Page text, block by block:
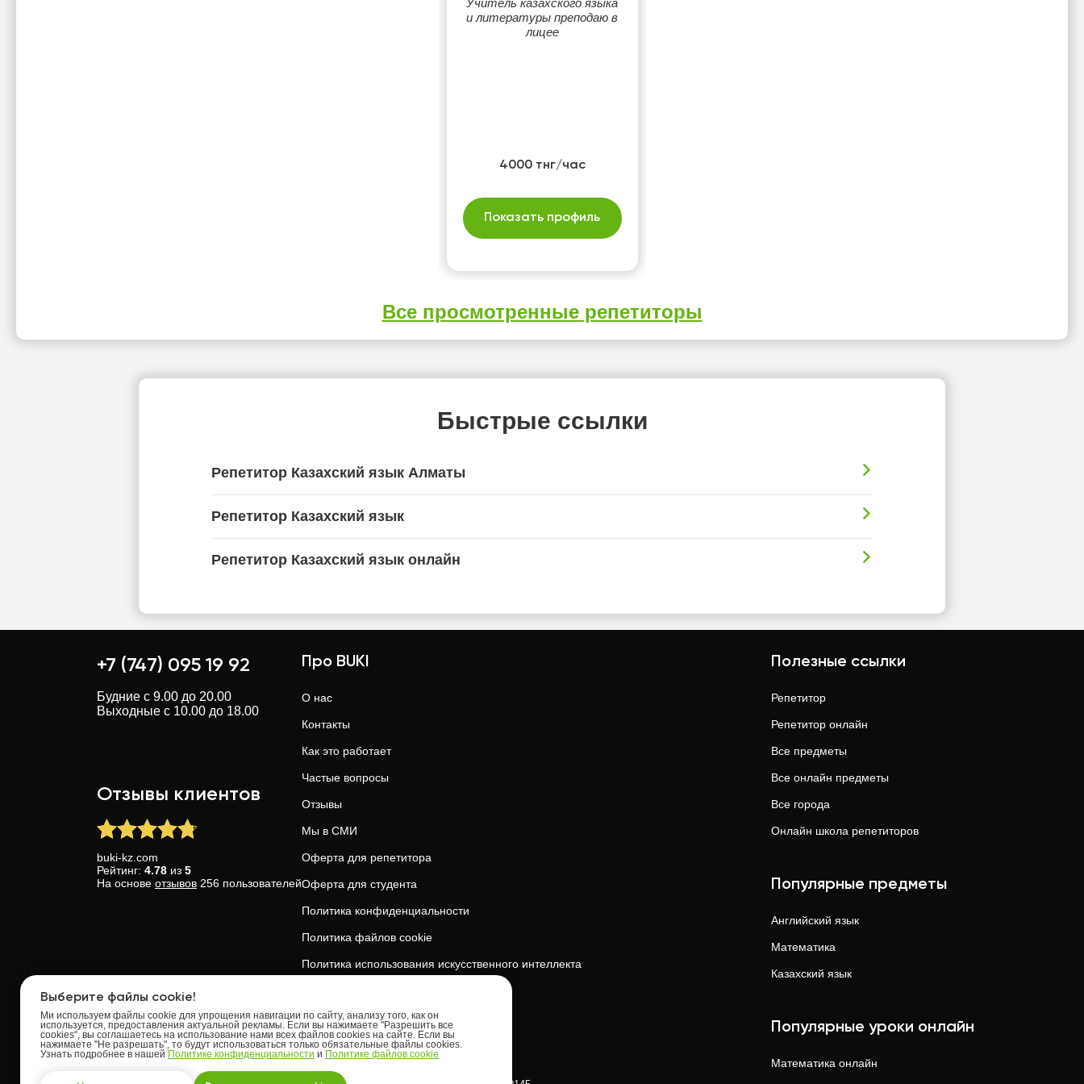
Учитель казахского языка
и литературы преподаю в
лицее
4000 тнг/час
Показать профиль
Все просмотренные репетиторы
Быстрые ссылки
Репетитор Казахский язык Алматы
Репетитор Казахский язык
Репетитор Казахский язык онлайн
+7 (747) 095 19 92
Будние с 9.00 до 20.00
Выходные с 10.00 до 18.00
Отзывы клиентов
buki-kz.com
Рейтинг: 4.78 из 5
На основе отзывов 256 пользователей
Про BUKI
О нас
Контакты
Как это работает
Частые вопросы
Отзывы
Мы в СМИ
Оферта для репетитора
Оферта для студента
Политика конфиденциальности
Политика файлов cookie
Политика использования искусственного интеллекта
Upskills OU
Полезные ссылки
Репетитор
Репетитор онлайн
Все предметы
Все онлайн предметы
Все города
Онлайн школа репетиторов
Популярные предметы
Английский язык
Математика
Казахский язык
Популярные уроки онлайн
Математика онлайн
Выберите файлы cookie!
Ми используем файлы cookie для упрощения навигации по сайту, анализу того, как он
используется, предоставления актуальной рекламы. Если вы нажимаете "Разрешить все
cookies", вы соглашаетесь на использование нами всех файлов cookies на сайте. Если вы
нажимаете "Не разрешать", то будут использоваться только обязательные файлы cookies.
Узнать подробнее в нашей Политике конфиденциальности и Политике файлов cookie